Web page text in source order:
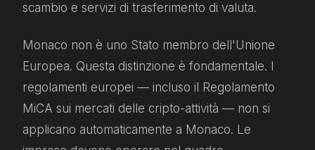
scambio e servizi di trasferimento di valuta.
Monaco non è uno Stato membro dell'Unione
Europea. Questa distinzione è fondamentale. I
regolamenti europei — incluso il Regolamento
MiCA sui mercati delle cripto-attività — non si
applicano automaticamente a Monaco. Le